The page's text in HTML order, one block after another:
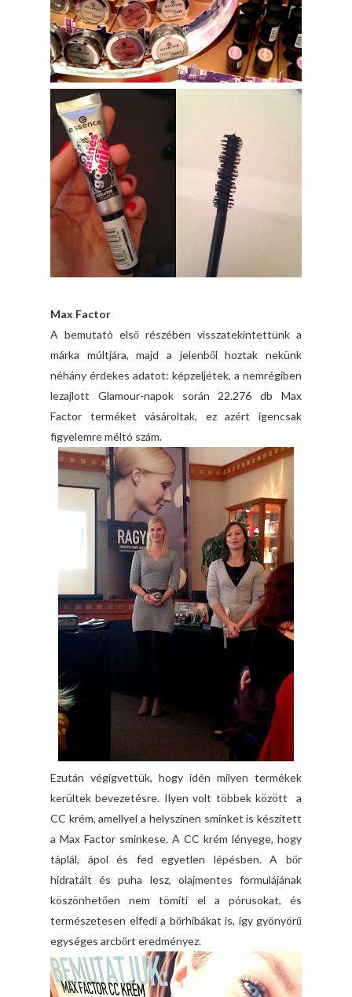
Max Factor
A bemutató első részében visszatekintettünk a
márka múltjára, majd a jelenből hoztak nekünk
néhány érdekes adatot: képzeljétek, a nemrégiben
lezajlott Glamour-napok során 22.276 db Max
Factor terméket vásároltak, ez azért igencsak
figyelemre méltó szám.
Ezután végigvettük, hogy idén milyen termékek
kerültek bevezetésre. Ilyen volt többek között a
CC krém, amellyel a helyszínen sminket is készített
a Max Factor sminkese. A CC krém lényege, hogy
táplál, ápol és fed egyetlen lépésben. A bőr
hidratált és puha lesz, olajmentes formulájának
köszönhetően nem tömíti el a pórusokat, és
természetesen elfedi a bőrhibákat is, így gyönyörű
egységes arcbőrt eredményez.